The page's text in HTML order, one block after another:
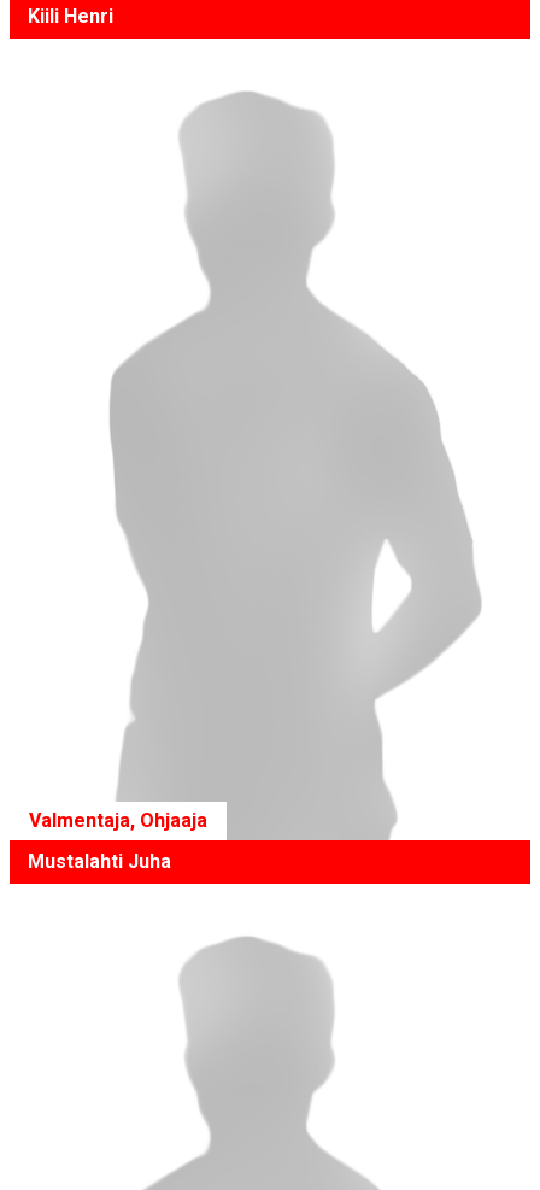
Kiili Henri
Valmentaja, Ohjaaja
Mustalahti Juha